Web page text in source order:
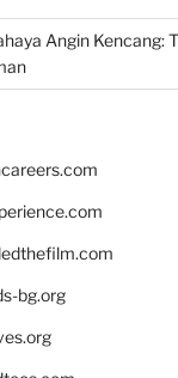
Angin Kencang:
bg.org